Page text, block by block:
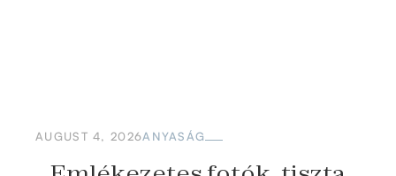
AUGUST 4, 2026ANYASÁG